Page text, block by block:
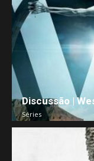
Discussão |
Séries